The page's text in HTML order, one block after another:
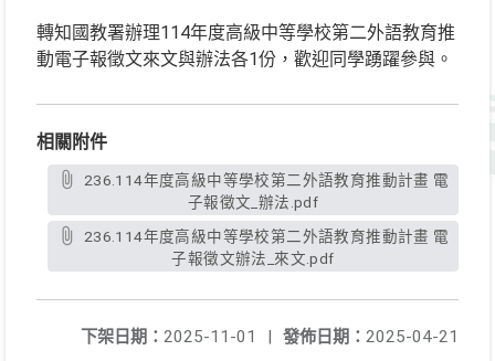
轉知國教署辦理114年度高級中等學校第二外語教育推
動電子報徵文來文與辦法各1份，歡迎同學踴躍參與。
相關附件
子報徵文_辦法.pdf
子報徵文辦法_來文.pdf
發佈日期： 2025-04-21
下架日期： 2025-11-01
|